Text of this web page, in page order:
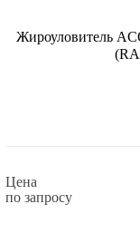
Жироуловитель
Цена
по запросу